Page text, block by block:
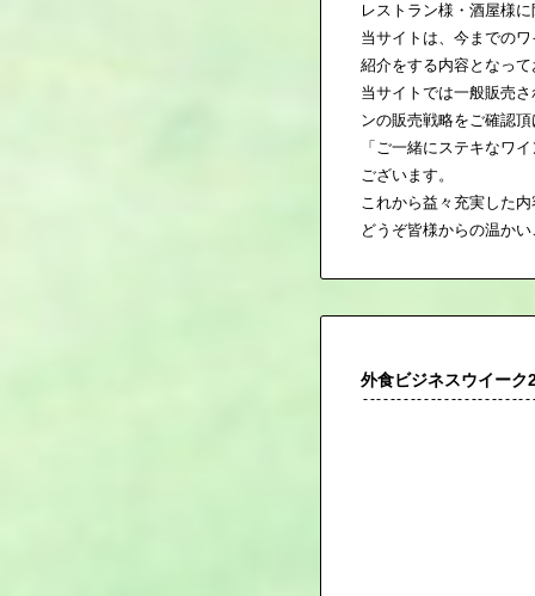
レストラン様・酒屋様
当サイトは、今までの
紹介をする内容となっ
当サイトでは一般販売
ンの販売戦略をご確認
「ご一緒にステキなワ
ございます。
これから益々充実した
どうぞ皆様からの温か
外食ビジネスウイーク